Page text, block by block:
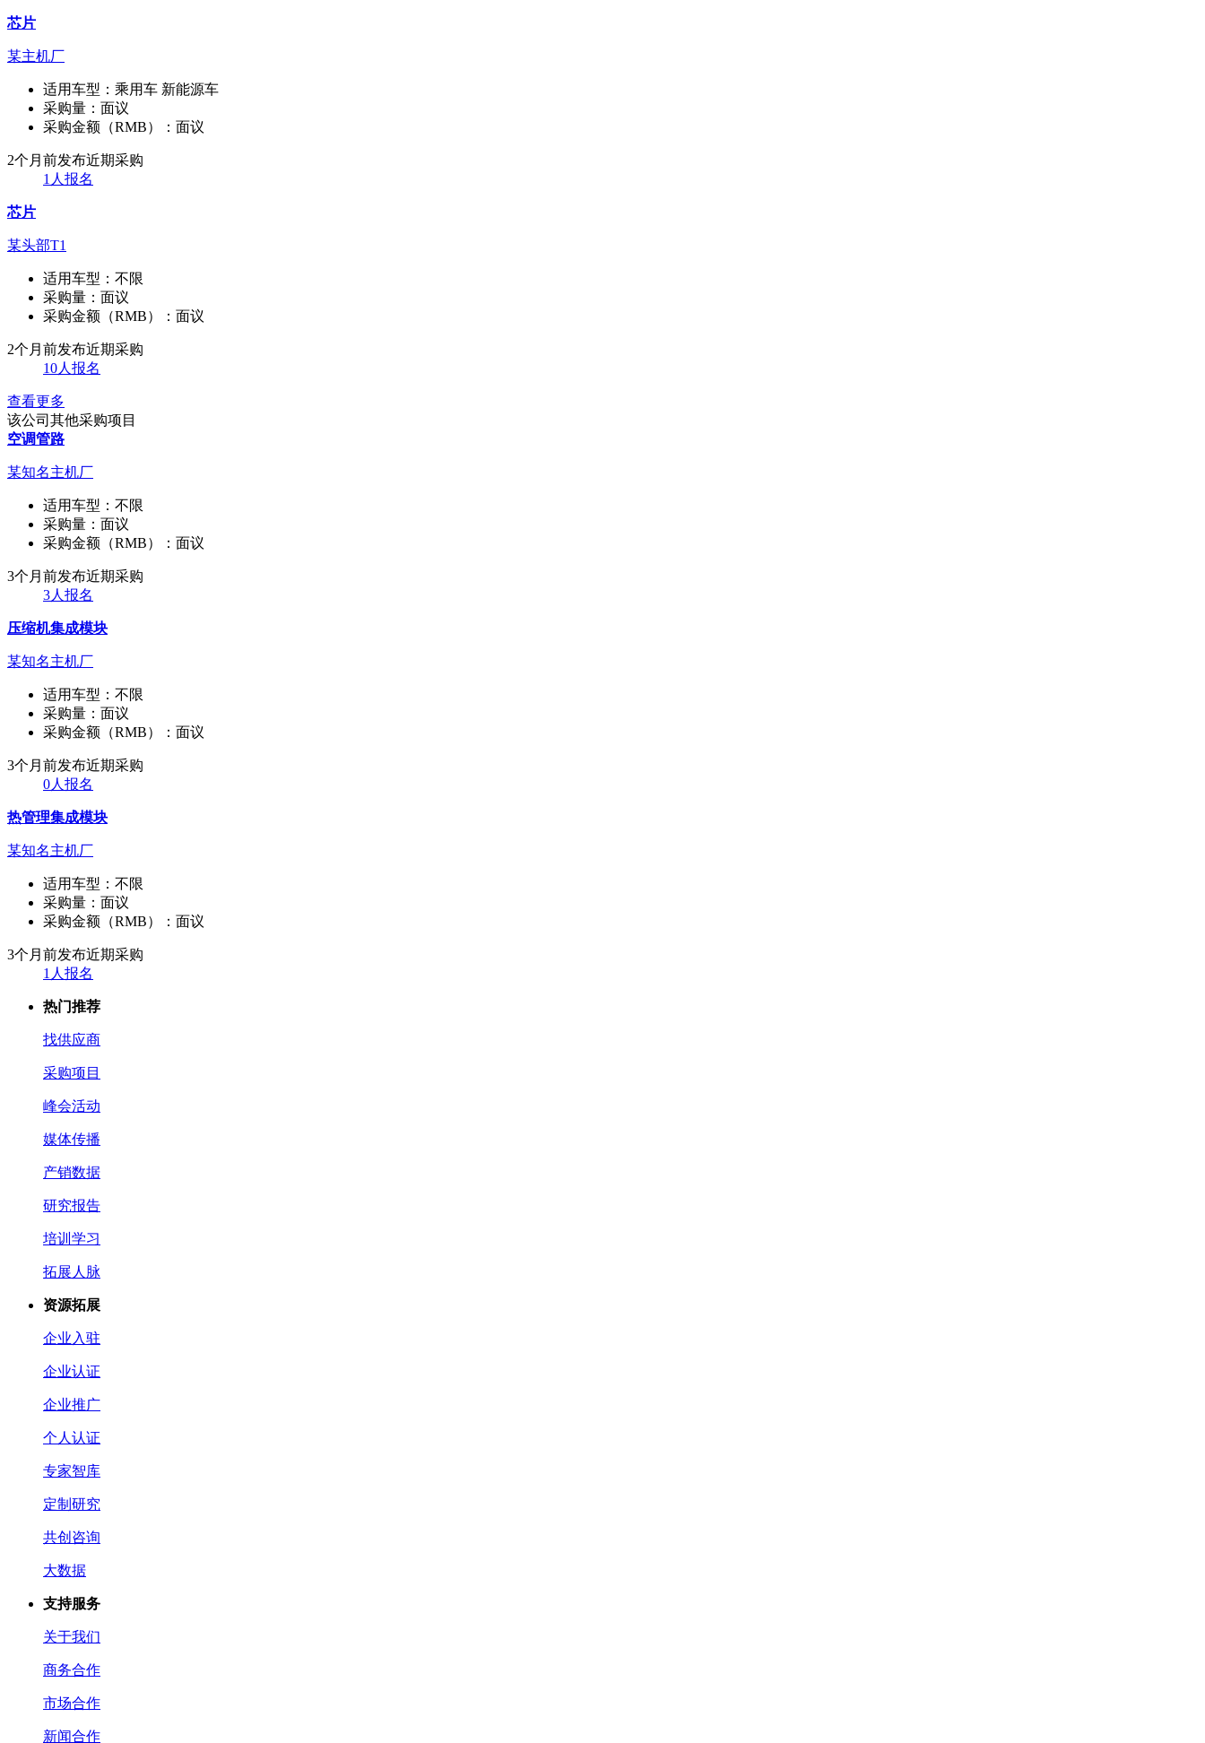
芯片
某主机厂
适用车型： 乘用车 新能源车
采购量： 面议
采购金额（RMB）： 面议
2个月前发布近期采购
1人报名
芯片
某头部T1
适用车型： 不限
采购量： 面议
采购金额（RMB）： 面议
2个月前发布近期采购
10人报名
查看更多
该公司其他采购项目
空调管路
某知名主机厂
适用车型： 不限
采购量： 面议
采购金额（RMB）： 面议
3个月前发布近期采购
3人报名
压缩机集成模块
某知名主机厂
适用车型： 不限
采购量： 面议
采购金额（RMB）： 面议
3个月前发布近期采购
0人报名
热管理集成模块
某知名主机厂
适用车型： 不限
采购量： 面议
采购金额（RMB）： 面议
3个月前发布近期采购
1人报名
热门推荐
找供应商
采购项目
峰会活动
媒体传播
产销数据
研究报告
培训学习
拓展人脉
资源拓展
企业入驻
企业认证
企业推广
个人认证
专家智库
定制研究
共创咨询
大数据
支持服务
关于我们
商务合作
市场合作
新闻合作